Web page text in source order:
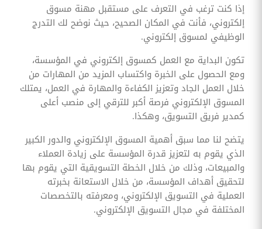
إذا كنت ترغب في التعرف على مستقبل مهنة مسوق
إلكتروني، فأنت في المكان الصحيح، حيث نوضح لك التدرج
الوظيفي لمسوق إلكتروني.
تكون البداية مع العمل كمسوق إلكتروني في المؤسسة،
ومع الحصول على الخبرة واكتساب المزيد من المهارات من
خلال العمل الجاد وتعزيز الكفاءة والمهارة في العمل، يمتلك
المسوق الإلكتروني فرصة أكبر للترقي إلى منصب أعلى
كمدير فريق التسويق، وهكذا.
يتضح لنا مما سبق أهمية المسوق الإلكتروني والدور الكبير
الذي يقوم به لتعزيز قدرة المؤسسة على زيادة العملاء
والمبيعات، وذلك من خلال الخطة التسويقية التي يقوم بها
لتحقيق أهداف المؤسسة، من خلال الاستعانة بخبرته
العملية في التسويق الإلكتروني، ومعرفته بالتخصصات
المختلفة في مجال التسويق الإلكتروني.